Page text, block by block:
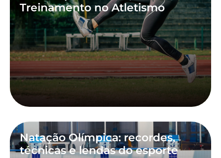
Treinamento no Atletismo
Natação Olímpica: recordes,
técnicas e lendas do esporte